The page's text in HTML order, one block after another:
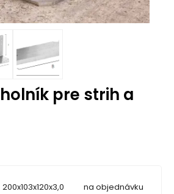
pre strih a
200x103x120x3,0 na objednávku